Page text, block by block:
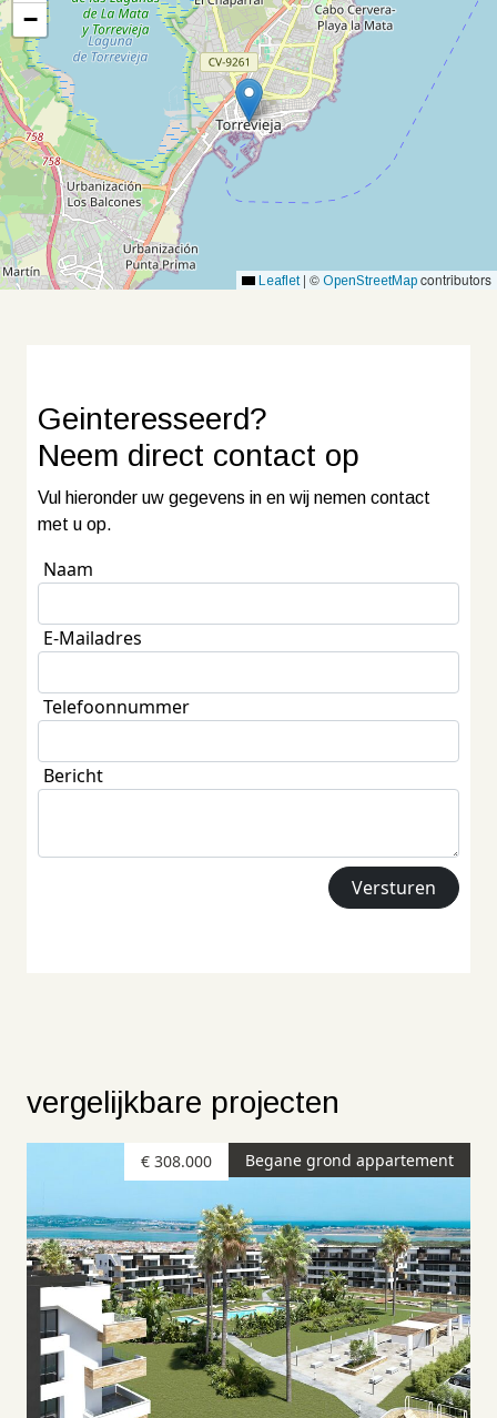
−
Leaflet | © OpenStreetMap contributors
Geinteresseerd?
Neem direct contact op
Vul hieronder uw gegevens in en wij nemen contact
met u op.
Naam
E-Mailadres
Telefoonnummer
Bericht
vergelijkbare projecten
Begane grond appartement
€ 308.000